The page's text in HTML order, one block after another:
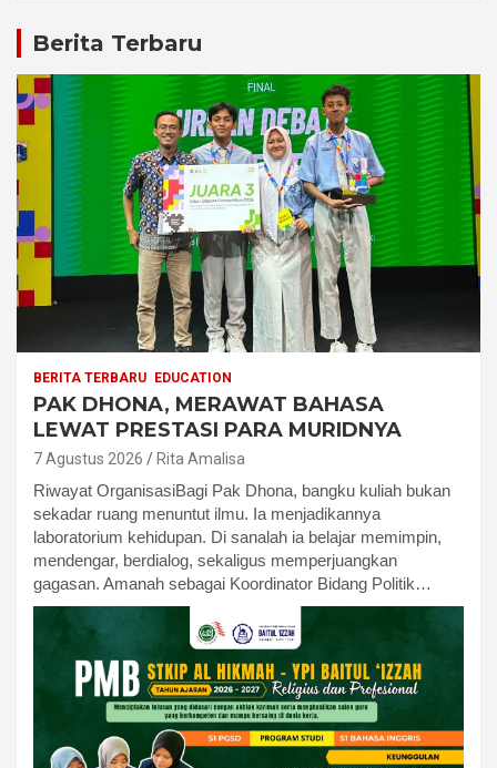
Berita Terbaru
BERITA TERBARU EDUCATION
PAK DHONA, MERAWAT BAHASA
LEWAT PRESTASI PARA MURIDNYA
7 Agustus 2026 Rita Amalisa
Riwayat OrganisasiBagi Pak Dhona, bangku kuliah bukan
sekadar ruang menuntut ilmu. Ia menjadikannya
laboratorium kehidupan. Di sanalah ia belajar memimpin,
mendengar, berdialog, sekaligus memperjuangkan
gagasan. Amanah sebagai Koordinator Bidang Politik…